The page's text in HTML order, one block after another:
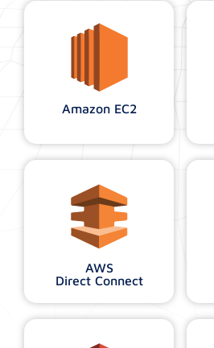
Amazon EC2
AWS
Direct Connect